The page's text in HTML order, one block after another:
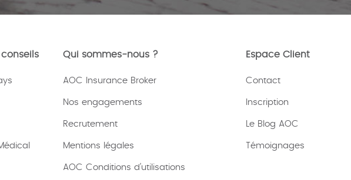
Qui sommes-nous ?
AOC Insurance Broker
Nos engagements
Recrutement
Mentions légales
AOC Conditions d’utilisations
Espace Client
Contact
Inscription
Le Blog AOC
Témoignages